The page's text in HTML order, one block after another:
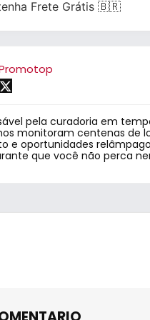
Frete Grátis 🇧🇷
pela curadoria em
monitoram centenas de
e oportunidades
que você não perca